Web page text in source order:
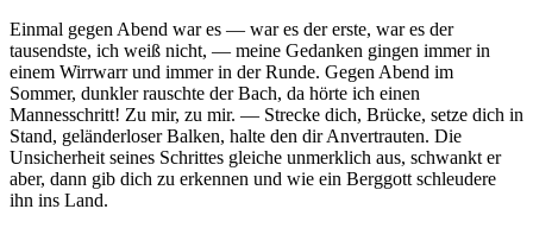
Einmal gegen Abend war es — war es der erste, war es der
tausendste, ich weiß nicht, — meine Gedanken gingen immer in
einem Wirrwarr und immer in der Runde. Gegen Abend im
Sommer, dunkler rauschte der Bach, da hörte ich einen
Mannesschritt! Zu mir, zu mir. — Strecke dich, Brücke, setze dich in
Stand, geländerloser Balken, halte den dir Anvertrauten. Die
Unsicherheit seines Schrittes gleiche unmerklich aus, schwankt er
aber, dann gib dich zu erkennen und wie ein Berggott schleudere
ihn ins Land.